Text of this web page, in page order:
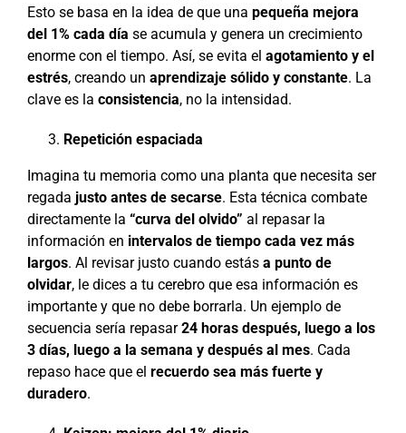
Esto se basa en la idea de que una pequeña mejora
del 1% cada día se acumula y genera un crecimiento
enorme con el tiempo. Así, se evita el agotamiento y el
estrés, creando un aprendizaje sólido y constante. La
clave es la consistencia, no la intensidad.
Repetición espaciada
Imagina tu memoria como una planta que necesita ser
regada justo antes de secarse. Esta técnica combate
directamente la “curva del olvido” al repasar la
información en intervalos de tiempo cada vez más
largos. Al revisar justo cuando estás a punto de
olvidar, le dices a tu cerebro que esa información es
importante y que no debe borrarla. Un ejemplo de
secuencia sería repasar24 horas después, luego a los
3 días, luego a la semana y después al mes. Cada
repaso hace que el recuerdo sea más fuerte y
duradero.